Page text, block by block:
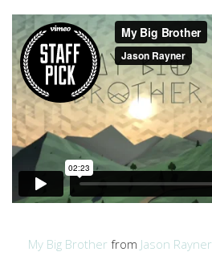
My Big Brother from Jason Rayner